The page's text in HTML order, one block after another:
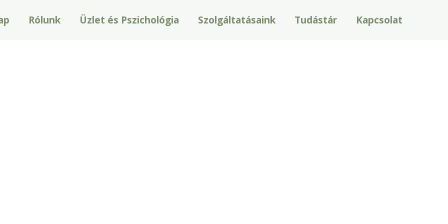
Rólunk Üzlet és Pszichológia Szolgáltatásaink Tudástár Kapcsolat